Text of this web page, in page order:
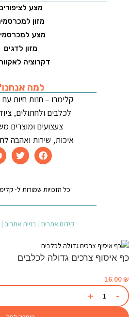
מצע
מזון
מצע
מזון לדגים
דקרוציה
למה
קלימרו – חנות חיות
לכלבים ולחתולים,
צעצועים ומוצרים
איכות, שירות ואהבה
כל הזכויות שמורות ל- קלימרו
קידום אתרים | בניית אתרים |
כף איסוף צרכים גדולה לכלבים
16.00 ₪